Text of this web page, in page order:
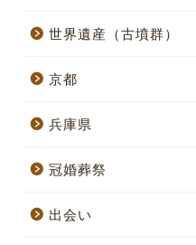
世界遺産（古墳群）
京都
兵庫県
冠婚葬祭
出会い